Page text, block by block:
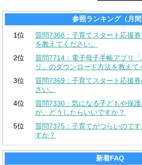
参照ランキング（月間
1位
質問7368：子育てスタート応援
を教えてください。
2位
質問7714：電子母子手帳アプリ
リ」のダウンロード方法を教えて
3位
質問7369：子育てスタート応援
さい。
4位
質問7330：気になる子どもや保
が、どうしたらいいですか？
5位
質問7375：子育てがつらいので
すか？
新着FAQ